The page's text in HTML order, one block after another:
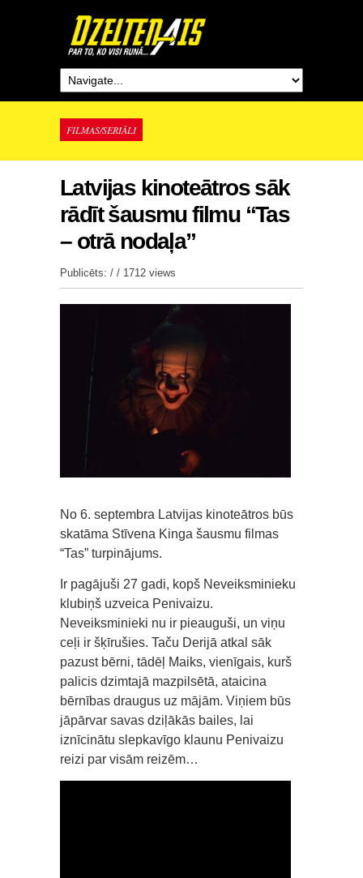
FILMAS/SERIĀLI
Latvijas kinoteātros sāk
rādīt šausmu filmu “Tas
– otrā nodaļa”
Publicēts: / / 1712 views
No 6. septembra Latvijas kinoteātros būs
skatāma Stīvena Kinga šausmu filmas
“Tas” turpinājums.
Ir pagājuši 27 gadi, kopš Neveiksminieku
klubiņš uzveica Penivaizu.
Neveiksminieki nu ir pieauguši, un viņu
ceļi ir šķīrušies. Taču Derijā atkal sāk
pazust bērni, tādēļ Maiks, vienīgais, kurš
palicis dzimtajā mazpilsētā, ataicina
bērnības draugus uz mājām. Viņiem būs
jāpārvar savas dziļākās bailes, lai
iznīcinātu slepkavīgo klaunu Penivaizu
reizi par visām reizēm…